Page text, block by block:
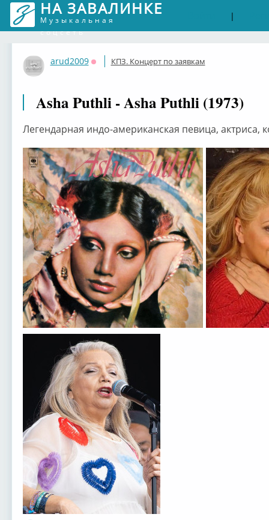
НА ЗАВАЛИНКЕ
Музыкальная
соцсеть
|
arud2009
Оффлайн
КПЗ. Концерт по заявкам
Asha Puthli - Asha Puthli (1973)
Легендарная индо-американская певица, актриса,